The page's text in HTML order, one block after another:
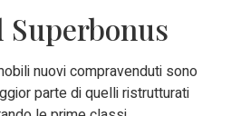
nuovi compravenduti sono
parte di quelli ristrutturati